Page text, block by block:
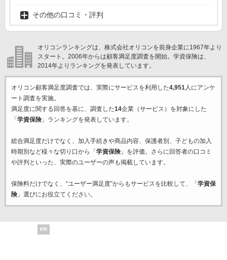
その他の口コミ・評判
オリコンランキングは、株式会社オリコンを前身企業に1967年より
スタート。2006年からは顧客満足度調査を開始。学資保険は、
2014年よりランキングを発表しています。
オリコン顧客満足度調査では、実際にサービスを利用した4,951人にアンケ
ート調査を実施。
満足度に関する回答を基に、調査した14企業（サービス）を対象にした
「 学資保険」ランキングを発表しています。
総合満足度だけでなく、加入手続きや商品内容、保護者別、子どもの加入
時期別など様々な切り口から「 学資保険」を評価。さらに回答者の口コミ
や評判といった、実際のユーザーの声も掲載しています。
保険料だけでなく、“ユーザー満足度”からもサービスを比較して、「 学資保
険」選びにお役立てください。
PR